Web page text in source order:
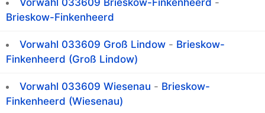
Brieskow-Finkenheerd
Vorwahl 033609 Groß Lindow - Brieskow-
Finkenheerd (Groß Lindow)
Vorwahl 033609 Wiesenau - Brieskow-
Finkenheerd (Wiesenau)